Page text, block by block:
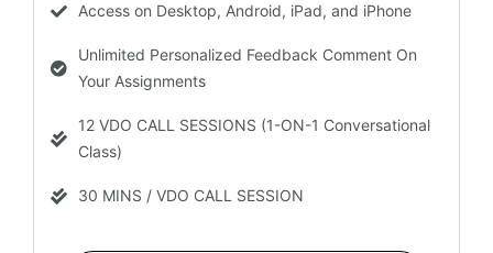
Access on Desktop, Android, iPad, and iPhone
Unlimited Personalized Feedback Comment On
Your Assignments
12 VDO CALL SESSIONS (1-ON-1 Conversational
Class)
30 MINS / VDO CALL SESSION